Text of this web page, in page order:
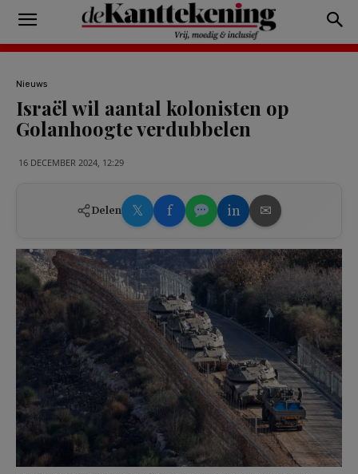
Nieuws
Israël wil aantal kolonisten op
Golanhoogte verdubbelen
16 DECEMBER 2024, 12:29
Delen 𝕏 f in ✉